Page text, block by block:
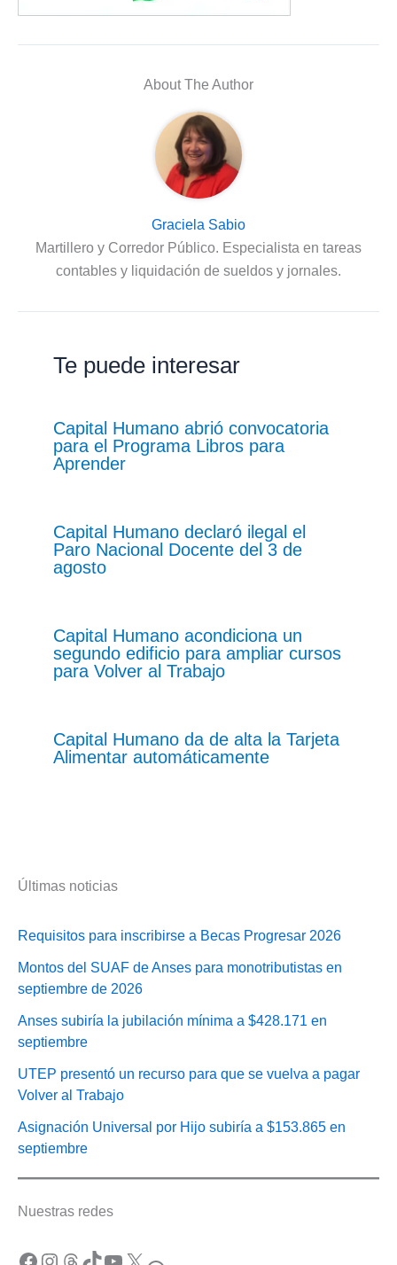
About The Author
Graciela Sabio
Martillero y Corredor Público. Especialista en tareas
contables y liquidación de sueldos y jornales.
Te puede interesar
Capital Humano abrió convocatoria
para el Programa Libros para
Aprender
Capital Humano declaró ilegal el
Paro Nacional Docente del 3 de
agosto
Capital Humano acondiciona un
segundo edificio para ampliar cursos
para Volver al Trabajo
Capital Humano da de alta la Tarjeta
Alimentar automáticamente
Últimas noticias
Requisitos para inscribirse a Becas Progresar 2026
Montos del SUAF de Anses para monotributistas en
septiembre de 2026
Anses subiría la jubilación mínima a $428.171 en
septiembre
UTEP presentó un recurso para que se vuelva a pagar
Volver al Trabajo
Asignación Universal por Hijo subiría a $153.865 en
septiembre
Nuestras redes
Facebook Instagram Threads TikTok YouTube X